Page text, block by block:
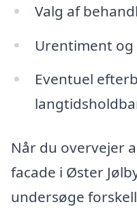
Valg af
Urentiment
Eventuel
Når du overvejer
facade i Øster
undersøge